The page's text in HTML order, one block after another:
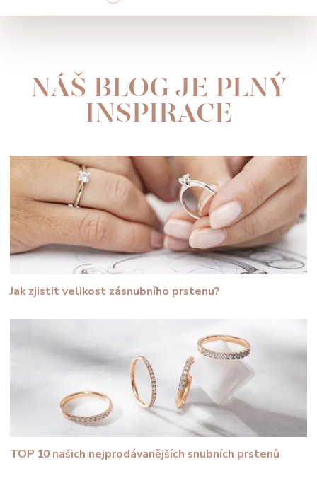
NÁŠ BLOG JE PLNÝ
INSPIRACE
Jak zjistit velikost zásnubního prstenu?
TOP 10 našich nejprodávanějších snubních prstenů